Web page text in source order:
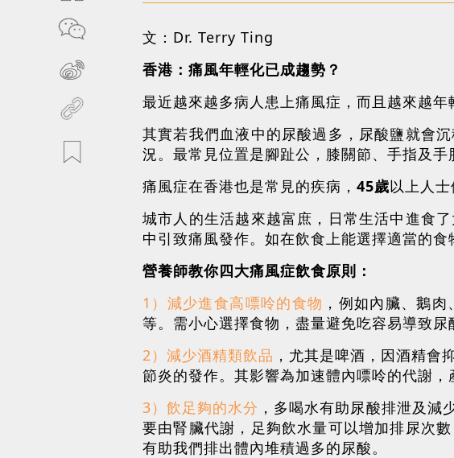
文：Dr. Terry Ting
香港：痛風年輕化已成趨勢？
最近越來越多病人患上痛風症，而且越來越
其實若我們血液中的尿酸過多，尿酸鹽就會
況。最常見位置是腳趾公，膝關節、手指及
痛風症在香港也是常見的疾病， 45歲以上人
城市人的生活越來越富庶，日常生活中進食
中引致痛風發作。如在飲食上能選擇適當的
營養師教你四大痛風症飲食原則：
1） 減少進食高嘌呤的食物 ，例如內臟、鵝
等。需小心選擇食物，盡量避免吃容易導致
2）減少酒精類飲品 ，尤其是啤酒，因酒精
節炎的發作。其影響為加速體內嘌呤的代謝
3）飲足夠的水分 ，多喝水有助尿酸排泄及
要由腎臟代謝，足夠飲水量可以增加排尿次
有助我們排出體內堆積過多的尿酸。